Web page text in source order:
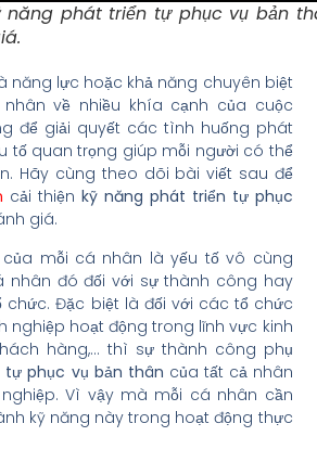
năng phát triển tự phục vụ bản
năng lực hoặc khả năng chuyên biệt
về nhiều khía cạnh của cuộc
để giải quyết các tình huống phát
tố quan trọng giúp mỗi người có thể
Hãy cùng theo dõi bài viết sau để
cải thiện kỹ năng phát triển tự phục
giá.
của mỗi cá nhân là yếu tố vô cùng
nhân đó đối với sự thành công hay
chức. Đặc biệt là đối với các tổ chức
nghiệp hoạt động trong lĩnh vực kinh
hàng,… thì sự thành công phụ
tự phục vụ bản thân của tất cả nhân
Vì vậy mà mỗi cá nhân cần
kỹ năng này trong hoạt động thực